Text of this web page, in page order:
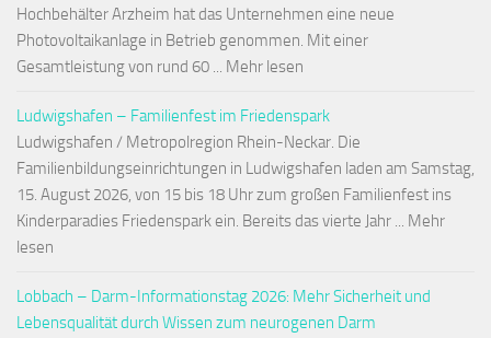
Hochbehälter Arzheim hat das Unternehmen eine neue
Photovoltaikanlage in Betrieb genommen. Mit einer
Gesamtleistung von rund 60 ... Mehr lesen
Ludwigshafen – Familienfest im Friedenspark
Ludwigshafen / Metropolregion Rhein-Neckar. Die
Familienbildungseinrichtungen in Ludwigshafen laden am Samstag,
15. August 2026, von 15 bis 18 Uhr zum großen Familienfest ins
Kinderparadies Friedenspark ein. Bereits das vierte Jahr ... Mehr
lesen
Lobbach – Darm-Informationstag 2026: Mehr Sicherheit und
Lebensqualität durch Wissen zum neurogenen Darm